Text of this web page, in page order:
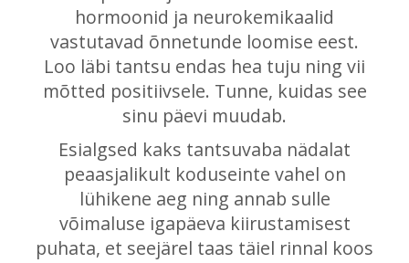
hormoonid ja neurokemikaalid
vastutavad õnnetunde loomise eest.
Loo läbi tantsu endas hea tuju ning vii
mõtted positiivsele. Tunne, kuidas see
sinu päevi muudab.
Esialgsed kaks tantsuvaba nädalat
peaasjalikult koduseinte vahel on
lühikene aeg ning annab sulle
võimaluse igapäeva kiirustamisest
puhata, et seejärel taas täiel rinnal koos